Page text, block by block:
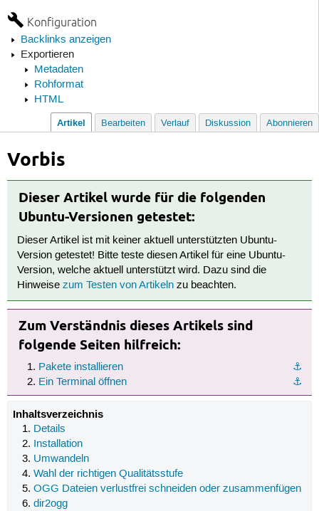
Konfiguration
Backlinks anzeigen
Exportieren
Metadaten
Rohformat
HTML
Artikel Bearbeiten Verlauf Diskussion Abonnieren
Vorbis
Dieser Artikel wurde für die folgenden
Ubuntu-Versionen getestet:
Dieser Artikel ist mit keiner aktuell unterstützten Ubuntu-
Version getestet! Bitte teste diesen Artikel für eine Ubuntu-
Version, welche aktuell unterstützt wird. Dazu sind die
Hinweisezum Testen von Artikeln zu beachten.
Zum Verständnis dieses Artikels sind
folgende Seiten hilfreich:
⚓︎
Pakete installieren
⚓︎
Ein Terminal öffnen
Inhaltsverzeichnis
Details
Installation
Umwandeln
Wahl der richtigen Qualitätsstufe
OGG Dateien verlustfrei schneiden oder zusammenfügen
dir2ogg